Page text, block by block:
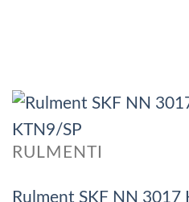
RULMENTI
Rulment SKF NN 3017